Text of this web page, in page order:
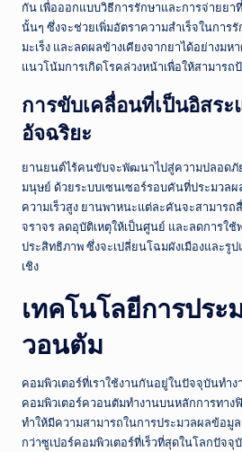
กัน เพื่อออกแบบวิธีการรักษาและการจ่ายยา
นั้นๆ ซึ่งจะช่วยเพิ่มอัตราความสำเร็จในการ
มะเร็ง และลดผลข้างเคียงจากยาได้อย่างม
แนวโน้มการเกิดโรคล่วงหน้าเพื่อให้สามารถ
การขับเคลื่อนที่เป็นอิสร
อัจฉริยะ
ยานยนต์ไร้คนขับจะพัฒนาไปสู่ความปลอดภั
มนุษย์ ด้วยระบบเซนเซอร์รอบคันที่ประมว
ความเร็วสูง ยานพาหนะแต่ละคันจะสามารถ
จราจร ลดอุบัติเหตุให้เป็นศูนย์ และลดการใช้
ประสิทธิภาพ ซึ่งจะเปลี่ยนโฉมผังเมืองและรู
เชิง
เทคโนโลยีการประ
วอนตัม
คอมพิวเตอร์ที่เราใช้งานกันอยู่ในปัจจุบันทำ
คอมพิวเตอร์ควอนตัมทำงานบนหลักการทาง
ทำให้มีความสามารถในการประมวลผลข้อมู
กว่าซูเปอร์คอมพิวเตอร์ที่เร็วที่สุดในโลกปัจจุ